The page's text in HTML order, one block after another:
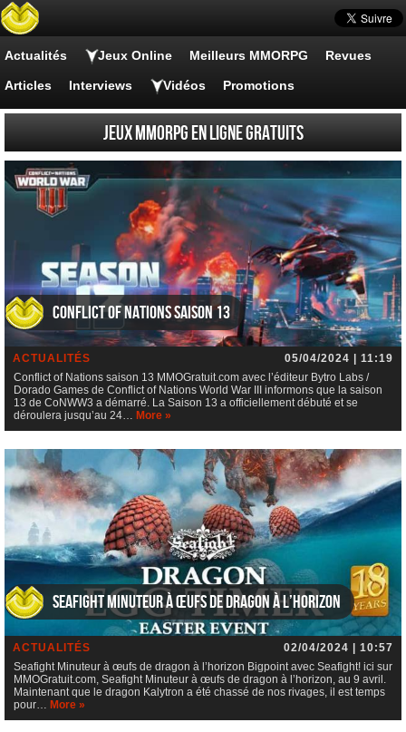
Actualités Jeux Online Meilleurs MMORPG Revues
Articles Interviews Vidéos Promotions
Jeux MMORPG en Ligne Gratuits
Conflict of Nations saison 13
ACTUALITÉS
05/04/2024 | 11:19
Conflict of Nations saison 13 MMOGratuit.com avec l’éditeur Bytro Labs /
Dorado Games de Conflict of Nations World War III informons que la saison
13 de CoNWW3 a démarré. La Saison 13 a officiellement débuté et se
déroulera jusqu’au 24… More »
Seafight Minuteur à œufs de dragon à l’horizon
ACTUALITÉS
02/04/2024 | 10:57
Seafight Minuteur à œufs de dragon à l’horizon Bigpoint avec Seafight! ici sur
MMOGratuit.com, Seafight Minuteur à œufs de dragon à l’horizon, au 9 avril.
Maintenant que le dragon Kalytron a été chassé de nos rivages, il est temps
pour… More »